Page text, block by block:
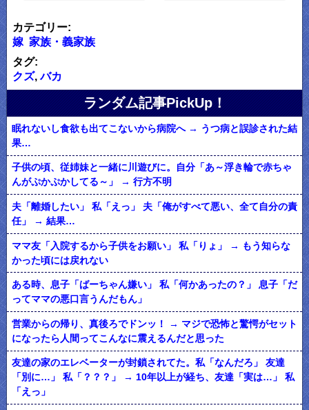
カテゴリー:
嫁 家族・義家族
タグ:
クズ,バカ
ランダム記事PickUp！
眠れないし食欲も出てこないから病院へ → うつ病と誤診された結
果…
子供の頃、従姉妹と一緒に川遊びに。自分「あ～浮き輪で赤ちゃ
んがぷかぷかしてる～」 → 行方不明
夫「離婚したい」 私「えっ」 夫「俺がすべて悪い、全て自分の責
任」 → 結果…
ママ友「入院するから子供をお願い」 私「りょ」 → もう知らな
かった頃には戻れない
ある時、息子「ばーちゃん嫌い」 私「何かあったの？」 息子「だ
ってママの悪口言うんだもん」
営業からの帰り、真後ろでドンッ！ → マジで恐怖と驚愕がセット
になったら人間ってこんなに震えるんだと思った
友達の家のエレベーターが封鎖されてた。私「なんだろ」 友達
「別に…」 私「？？？」 → 10年以上が経ち、友達「実は…」 私
「えっ」